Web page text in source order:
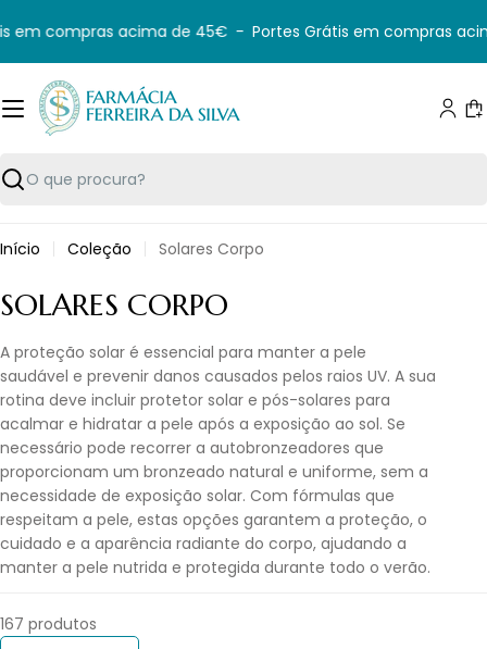
para
o
conteúdo
em compras acima de 45€ - Portes Grátis em compras
Pesquisar
Início Coleção Solares Corpo
C
O
L
E
Ç
Ã
O
:
SOLARES CORPO
A proteção solar é essencial para manter a pele
saudável e prevenir danos causados pelos raios UV. A sua
rotina deve incluir protetor solar e pós-solares para
acalmar e hidratar a pele após a exposição ao sol. Se
necessário pode recorrer a autobronzeadores que
proporcionam um bronzeado natural e uniforme, sem a
necessidade de exposição solar. Com fórmulas que
respeitam a pele, estas opções garantem a proteção, o
cuidado e a aparência radiante do corpo, ajudando a
manter a pele nutrida e protegida durante todo o verão.
167 produtos